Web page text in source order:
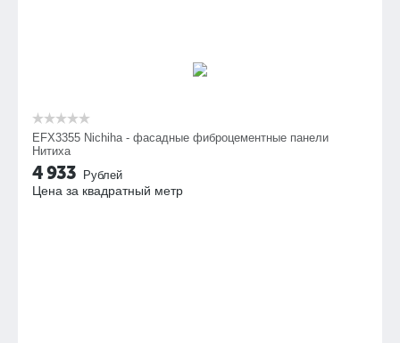
EFX3355 Nichiha - фасадные фиброцементные панели
Нитиха
4 933 Рублей
Цена за квадратный метр